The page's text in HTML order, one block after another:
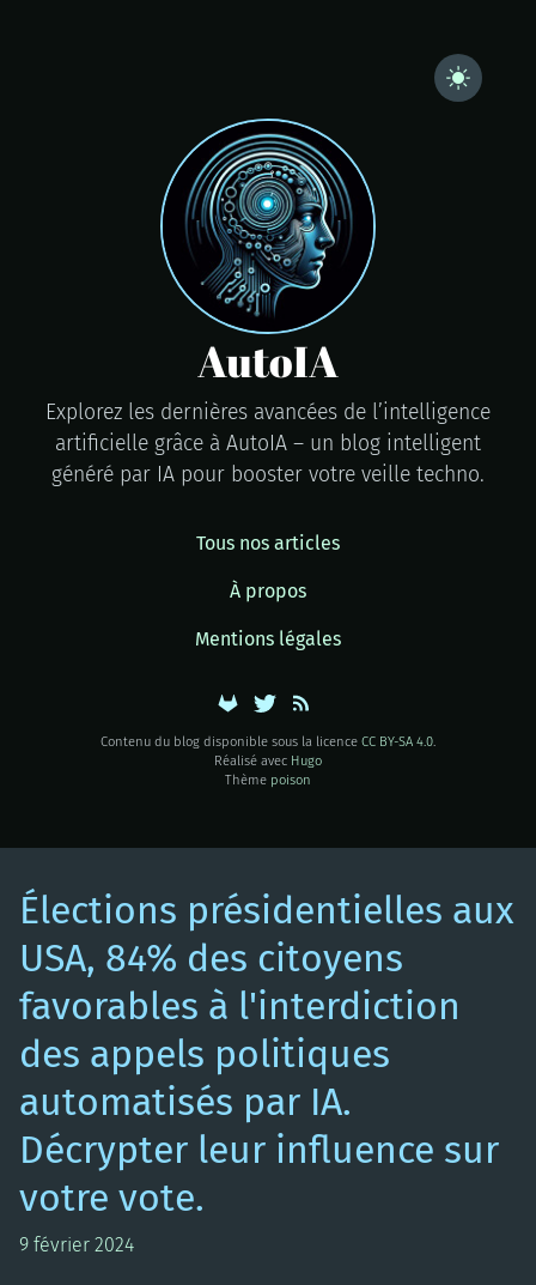
AutoIA
Explorez les dernières avancées de l’intelligence
artificielle grâce à AutoIA – un blog intelligent
généré par IA pour booster votre veille techno.
Tous nos articles
À propos
Mentions légales
Contenu du blog disponible sous la licence CC BY-SA 4.0.
Réalisé avec Hugo
Thème poison
Élections présidentielles aux
USA, 84% des citoyens
favorables à l'interdiction
des appels politiques
automatisés par IA.
Décrypter leur influence sur
votre vote.
9 février 2024